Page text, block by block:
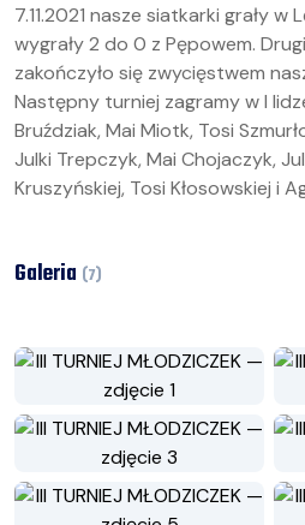
7.11.2021 nasze siatkarki grały w
wygrały 2 do 0 z Pępowem.
zakończyło się zwycięstwem
Następny turniej zagramy w I
Bruździak, Mai Miotk, Tosi
Julki Trepczyk, Mai Chojaczyk,
Kruszyńskiej, Tosi Kłosowskiej i
Galeria (7)